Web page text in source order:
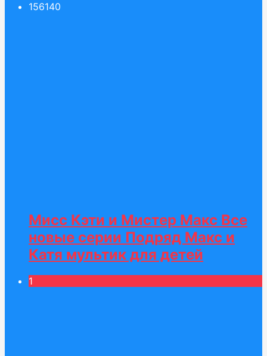
156140
Мисс Кэти и Мистер Макс Все
новые серии Подряд Макс и
Катя мультик для детей
1